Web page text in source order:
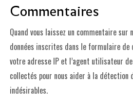
LE PROJET DE TERRITOIRE
LE CAFÉ/RESTO
LES FORMULES
LA CARTE
NOS FOURNISSEUR·EUSE·S
Commentaires
Quand vous laissez un commentaire sur
données inscrites dans le formulaire de
votre adresse IP et l’agent utilisateur
collectés pour nous aider à la détection
indésirables.